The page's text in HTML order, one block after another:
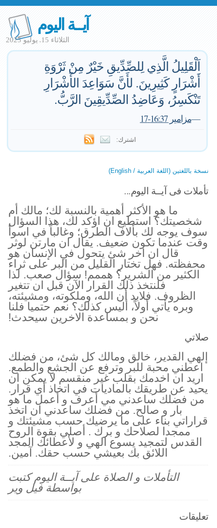
آيــة اليوم
الثلاثاء 15. يوليو 2025
اَلْقَلِيلُ الَّذِي لِلصِّدِّيقِ خَيْرٌ مِنْ ثَرْوَةِ
أَشْرَارٍ كَثِيرِينَ. لأَنَّ سَوَاعِدَ الأَشْرَارِ
تَنْكَسِرُ، وَعَاضِدُ الصِّدِّيقِينَ الرَّبُّ.
—مزامير 16:37-17
اشترك:
نسخة باللغتين (اللغة العربية / English)
تأملات فى آيــة اليوم...
ما هو الأكثر أهمية بالنسبة لك؛ مالك أم
شخصيتك؟ استطيع ان اؤكد لك، هذا السؤال
سوف يوجه لك بألاف الطرق؛ وغالباً في اسوأ
وقت عندما تكون ضعيف. يقال ان مارتن لوثر
قال ان اخر شئ يتحول في الإنسان هو
محفظته. فهل تختار القليل من البر على ثراء
الكثير من الشرير؟ هممم! سؤال صعب. لذا
فلنتخذ ذلك القرار الآن قبل ان تتغير
الظروف. فلابد أن الله، وملكوته، ومشيئته،
وبره يأتي أولاً، أليس كذلك؟ نعم حتميا فلنا
نحن و بمساعدة الاخرين سيحدث!
صلاتي
إلهي القدير، خالق ومالك كل شئ، من فضلك
اعطني محبة للبر وترفع عن الجشع والطمع.
اريد ان اخدمك بقلب غير منقسم لا يمكن ان
يحيد عن طريقك بالماديات في اتخاذ أي قرار.
من فضلك ساعدني مي أعرف و أعمل ما هو
بار و صالح. من فضلك ساعدني ان اتخذ
قراراتي بناء على ما يرضيك حسب مشيئتك و
ممجدا لصلاحك و برك . أصلي بقوة الروح
القدس لتمجيد يسوع الهي و لأعطائك المجد
اللائق بك بعيشي حسب حقك. آمين.
التأملات و الصلاة على آيــة اليوم كتبت
بواسطة فيل وير
تعليقات